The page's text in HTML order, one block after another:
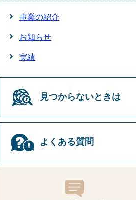
事業の紹介
お知らせ
実績
見つからないときは
よくある質問